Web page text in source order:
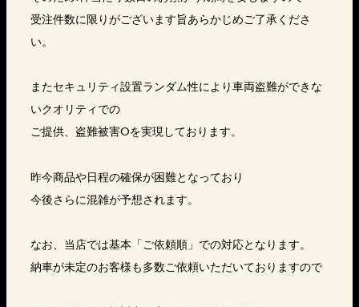
受注件数に限りがございます旨あらかじめご了承くださ
い。
またセキュリティ設置ランダム性により車両盗難ができな
いクオリティでの
ご提供、盗難被害0を実現しております。
昨今商品や日程の確保が困難となっており
今後さらに混雑が予想されます。
なお、当店では基本「ご依頼順」での対応となります。
納車が未定のお客様も多数ご依頼いただいておりますので